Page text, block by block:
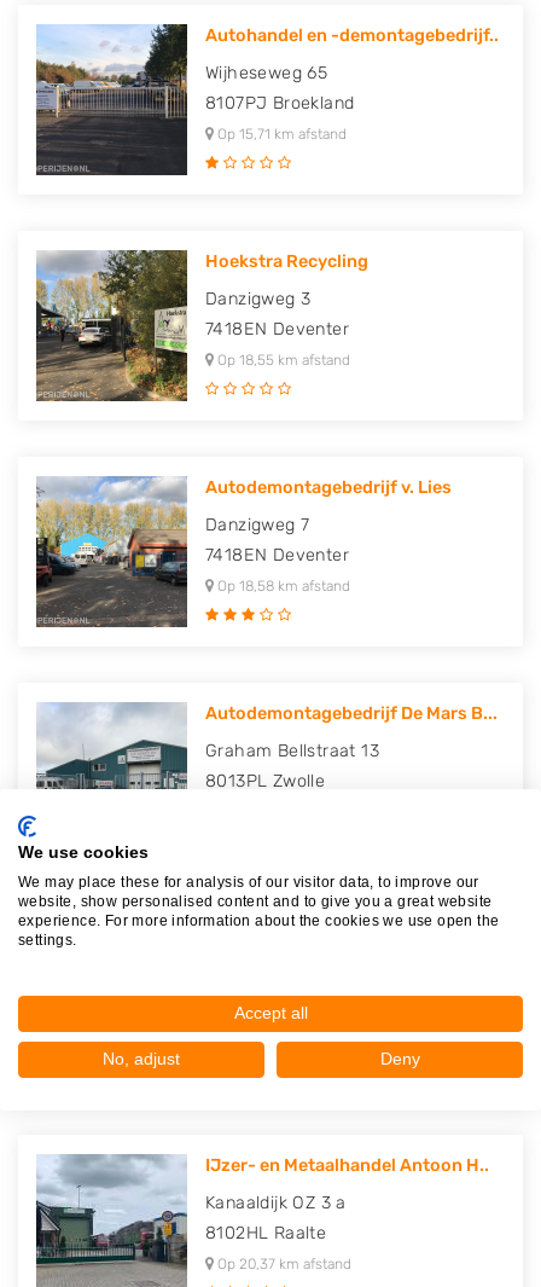
Autohandel en -demontagebedrijf..
Wijheseweg 65
8107PJ Broekland
Op 15,71 km afstand
Hoekstra Recycling
Danzigweg 3
7418EN Deventer
Op 18,55 km afstand
Autodemontagebedrijf v. Lies
Danzigweg 7
7418EN Deventer
Op 18,58 km afstand
Autodemontagebedrijf De Mars B...
Graham Bellstraat 13
8013PL Zwolle
8013PL Zwolle
Op 18,68 km afstand
IJzer- en Metaalhandel Antoon H..
Kanaaldijk OZ 3 a
8102HL Raalte
Op 20,37 km afstand
We use cookies
We may place these for analysis of our visitor data, to improve our
website, show personalised content and to give you a great website
experience. For more information about the cookies we use open the
settings.
Accept all
No, adjust Deny